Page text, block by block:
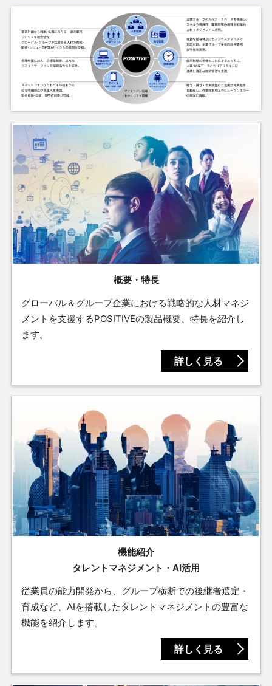
概要・特長
グローバル＆グループ企業における戦略的な人材マネジ
メントを支援するPOSITIVEの製品概要、特長を紹介し
ます。
詳しく見る
機能紹介
タレントマネジメント・AI活用
従業員の能力開発から、グループ横断での後継者選定・
育成など、AIを搭載したタレントマネジメントの豊富な
機能を紹介します。
詳しく見る